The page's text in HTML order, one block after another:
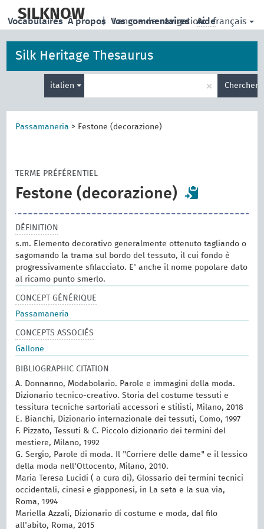
main
SILKNOW | Langue de navigation: français
Vocabulaires À propos Vos commentaires Aide
Silk Heritage Thesaurus
italien
de
recherche
× Chercher
Passamaneria > Festone (decorazione)
TERME PRÉFÉRENTIEL
Festone (decorazione)
DÉFINITION
s.m. Elemento decorativo generalmente ottenuto tagliando o
sagomando la trama sul bordo del tessuto, il cui fondo è
progressivamente sfilacciato. E' anche il nome popolare dato
al ricamo punto smerlo.
CONCEPT GÉNÉRIQUE
Passamaneria
CONCEPTS ASSOCIÉS
Gallone
BIBLIOGRAPHIC CITATION
A. Donnanno, Modabolario. Parole e immagini della moda.
Dizionario tecnico-creativo. Storia del costume tessuti e
tessitura tecniche sartoriali accessori e stilisti, Milano, 2018
E. Bianchi, Dizionario internazionale dei tessuti, Como, 1997
F. Pizzato, Tessuti & C. Piccolo dizionario dei termini del
mestiere, Milano, 1992
G. Sergio, Parole di moda. Il "Corriere delle dame" e il lessico
della moda nell'Ottocento, Milano, 2010.
Maria Teresa Lucidi ( a cura di), Glossario dei termini tecnici
occidentali, cinesi e giapponesi, in La seta e la sua via,
Roma, 1994
Mariella Azzali, Dizionario di costume e moda, dal filo
all'abito, Roma, 2015